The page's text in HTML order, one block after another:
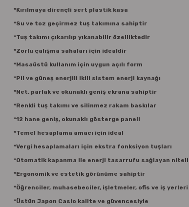
*Kırılmaya dirençli sert plastik kasa
*Su ve toz geçirmez tuş takımına sahiptir
*Tuş takımı çıkarılıp yıkanabilir özelliktedir
*Zorlu çalışma sahaları için idealdir
*Masaüstü kullanım için uygun açılı form
*Pil ve güneş enerjili ikili sistem enerji kaynağı
*Net, parlak ve okunaklı geniş ekrana sahiptir
*Renkli tuş takımı ve silinmez rakam baskılar
*12 hane geniş, okunaklı gösterge paneli
*Temel hesaplama amacı için ideal
*Vergi hesaplamaları için ekstra fonksiyon tuşları
*Otomatik kapanma ile enerji tasarrufu sağlayan
*Ergonomik ve estetik görünüme sahiptir
*Öğrenciler, muhasebeciler, işletmeler, ofis ve iş
*Üstün Japon Casio kalite ve güvencesiyle